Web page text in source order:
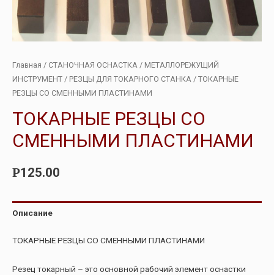
Главная / СТАНОЧНАЯ ОСНАСТКА / МЕТАЛЛОРЕЖУЩИЙ
ИНСТРУМЕНТ / РЕЗЦЫ ДЛЯ ТОКАРНОГО СТАНКА / ТОКАРНЫЕ
РЕЗЦЫ СО СМЕННЫМИ ПЛАСТИНАМИ
ТОКАРНЫЕ РЕЗЦЫ СО
СМЕННЫМИ ПЛАСТИНАМИ
Р125.00
Описание
ТОКАРНЫЕ РЕЗЦЫ СО СМЕННЫМИ ПЛАСТИНАМИ
Резец токарный – это основной рабочий элемент оснастки